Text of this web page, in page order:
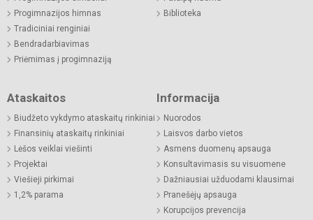
Progimnazijos himnas
Tradiciniai renginiai
Bendradarbiavimas
Priėmimas į progimnaziją
Biblioteka
Ataskaitos
Biudžeto vykdymo ataskaitų rinkiniai
Finansinių ataskaitų rinkiniai
Lėšos veiklai viešinti
Projektai
Viešieji pirkimai
1,2% parama
Informacija
Nuorodos
Laisvos darbo vietos
Asmens duomenų apsauga
Konsultavimasis su visuomene
Dažniausiai užduodami klausimai
Pranešėjų apsauga
Korupcijos prevencija